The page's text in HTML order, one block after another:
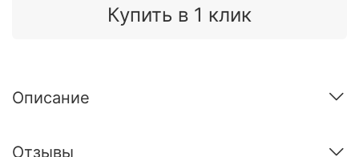
Купить в 1 клик
Описание
Отзывы